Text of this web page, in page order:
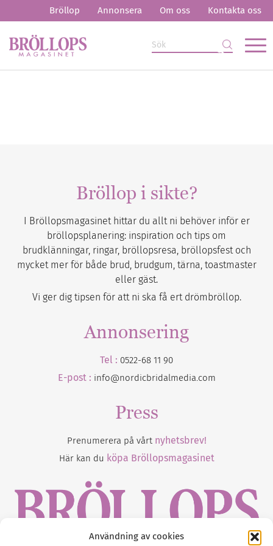
Användning av cookies
Bröllop Annonsera Om oss Kontakta oss
Bröllop i sikte?
I Bröllopsmagasinet hittar du allt ni behöver inför er
bröllopsplanering: inspiration och tips om
brudklänningar, ringar, bröllopsresa, bröllopsfest och
mycket mer för både brud, brudgum, tärna, toastmaster
eller gäst.
Vi ger dig tipsen för att ni ska få ert drömbröllop.
Annonsering
Tel : 0522-68 11 90
E-post : info@nordicbridalmedia.com
Press
Prenumerera på vårt nyhetsbrev!
Här kan du köpa Bröllopsmagasinet